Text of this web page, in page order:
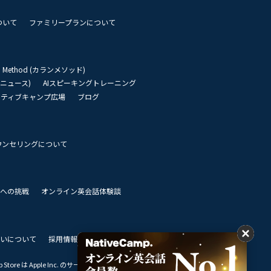
いて ファミリープランについて
Method (カランメソッド)
ュース)
AIスピーキングトレーニング
ィブキャンプ広場
ブログ
セリングについて
の挑戦 オンライン英会話体験談
について 採用情報 私達のビジョン
は Apple Inc. のサービスマークです。